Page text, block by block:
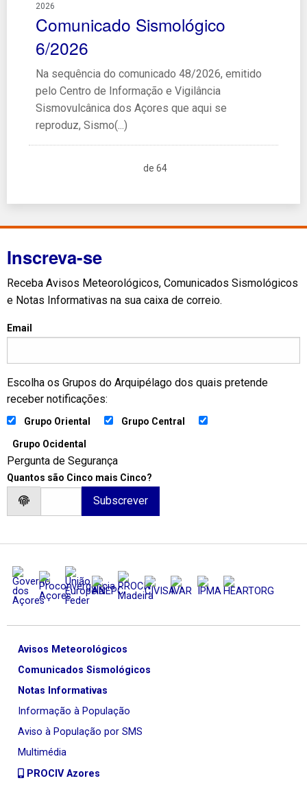
2026
Comunicado Sismológico
6/2026
Na sequência do comunicado 48/2026, emitido
pelo Centro de Informação e Vigilância
Sismovulcânica dos Açores que aqui se
reproduz, Sismo(...)
de 64
Inscreva-se
Receba Avisos Meteorológicos, Comunicados Sismológicos
e Notas Informativas na sua caixa de correio.
Email
Escolha os Grupos do Arquipélago dos quais pretende
receber notificações:
Grupo Oriental Grupo Central
Grupo Ocidental
Pergunta de Segurança
Quantos são Cinco mais Cinco?
Avisos Meteorológicos
Comunicados Sismológicos
Notas Informativas
Informação à População
Aviso à População por SMS
Multimédia
PROCIV Azores